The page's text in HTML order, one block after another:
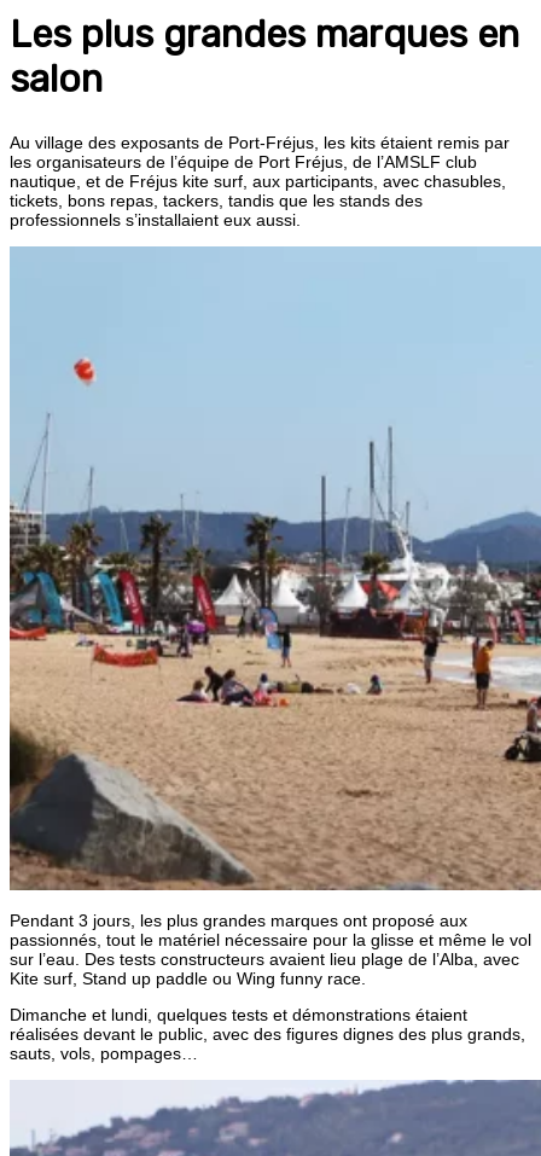
Les plus grandes marques en
salon
Au village des exposants de Port-Fréjus, les kits étaient remis par
les organisateurs de l’équipe de Port Fréjus, de l’AMSLF club
nautique, et de Fréjus kite surf, aux participants, avec chasubles,
tickets, bons repas, tackers, tandis que les stands des
professionnels s’installaient eux aussi.
Pendant 3 jours, les plus grandes marques ont proposé aux
passionnés, tout le matériel nécessaire pour la glisse et même le vol
sur l’eau. Des tests constructeurs avaient lieu plage de l’Alba, avec
Kite surf, Stand up paddle ou Wing funny race.
Dimanche et lundi, quelques tests et démonstrations étaient
réalisées devant le public, avec des figures dignes des plus grands,
sauts, vols, pompages…